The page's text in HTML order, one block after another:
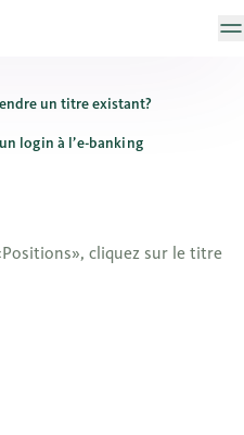
un titre existant?
login à l’e-banking
cliquez sur le titre